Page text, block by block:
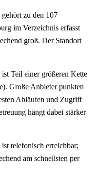
zu den 107
im Verzeichnis erfasst
groß. Der Standort
Teil einer größeren Kette
Große Anbieter punkten
Abläufen und Zugriff
hängt dabei stärker
telefonisch erreichbar;
am schnellsten per